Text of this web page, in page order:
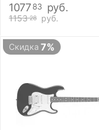
1153 28 руб.
1077 83 руб.
Скидка 7%